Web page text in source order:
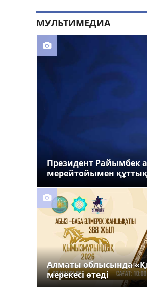
МУЛЬТИМЕДИА
Президент Райымбек
мерейтойымен
Алматы облысында
мерекесі өтеді